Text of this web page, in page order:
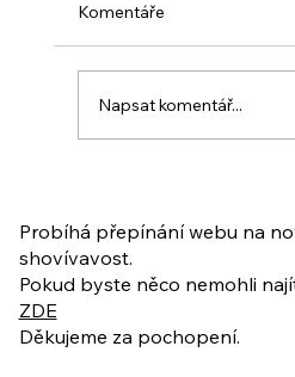
ukázkové lekce
Komentáře
Napsat komentář...
Probíhá přepínání webu na
shovívavost.
Pokud byste něco nemohli
ZDE
Děkujeme za pochopení.